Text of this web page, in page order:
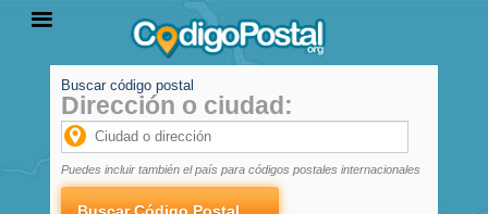
PROVINCIAS
LOCALIDADES
Buscar código postal
Dirección o ciudad:
Puedes incluir también el país para códigos postales internacionales